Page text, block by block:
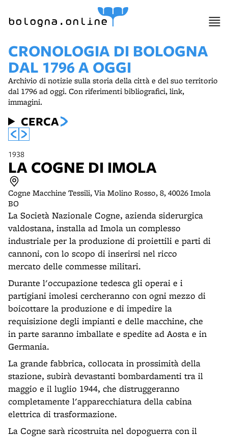
bologna.online
CRONOLOGIA DI BOLOGNA
DAL 1796 A OGGI
Archivio di notizie sulla storia della città e del suo territorio
dal 1796 ad oggi. Con riferimenti bibliografici, link,
immagini.
CERCA
1938
LA COGNE DI IMOLA
Cogne Macchine Tessili, Via Molino Rosso, 8, 40026 Imola
BO
La Società Nazionale Cogne, azienda siderurgica
valdostana, installa ad Imola un complesso
industriale per la produzione di proiettili e parti di
cannoni, con lo scopo di inserirsi nel ricco
mercato delle commesse militari.
Durante l'occupazione tedesca gli operai e i
partigiani imolesi cercheranno con ogni mezzo di
boicottare la produzione e di impedire la
requisizione degli impianti e delle macchine, che
in parte saranno imballate e spedite ad Aosta e in
Germania.
La grande fabbrica, collocata in prossimità della
stazione, subirà devastanti bombardamenti tra il
maggio e il luglio 1944, che distruggeranno
completamente l'apparecchiatura della cabina
elettrica di trasformazione.
La Cogne sarà ricostruita nel dopoguerra con il